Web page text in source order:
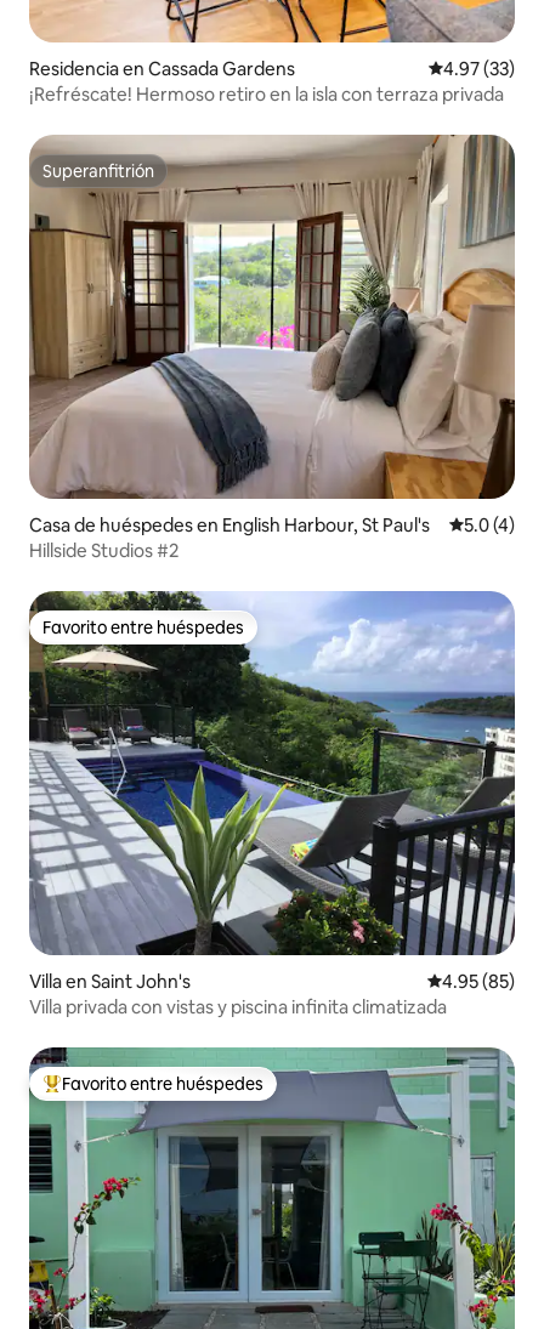
Residencia en Cassada Gardens Calificación
4.97 (33)
¡Refréscate! Hermoso retiro en la isla con terraza privada
Superanfitrión
Superanfitrión
Casa de huéspedes en English Harbour, St Paul's
5.0 (4)
Hillside Studios #2
Favorito entre huéspedes
Favorito entre huéspedes
Villa en Saint John's Calificación
4.95 (85)
Villa privada con vistas y piscina infinita climatizada
De los mejores en Favorito entre huéspedes
Favorito entre huéspedes